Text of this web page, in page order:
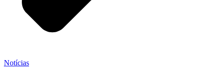
Notícias